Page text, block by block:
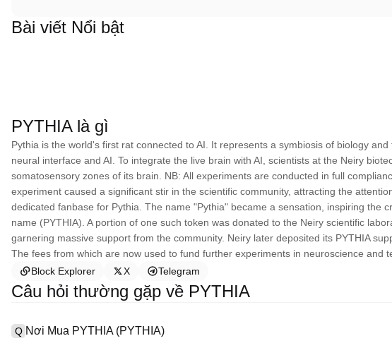
Bài viết Nổi bật
PYTHIA là gì
Pythia is the world's first rat connected to AI. It represents a symbiosis of biology
neural interface and AI. To integrate the live brain with AI, scientists at the Neiry
somatosensory zones of its brain. NB: All experiments are conducted in full
experiment caused a significant stir in the scientific community, attracting the
dedicated fanbase for Pythia. The name "Pythia" became a sensation, inspiring the
name (PYTHIA). A portion of one such token was donated to the Neiry scientific
garnering massive support from the community. Neiry later deposited its PYTHIA
The fees from which are now used to fund further experiments in neuroscience and
Block Explorer
X Telegram
Câu hỏi thường gặp về PYTHIA
Q Nơi Mua PYTHIA (PYTHIA)